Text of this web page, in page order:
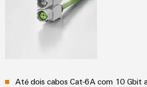
Até dois cabos Cat-6A com 10 Gbit